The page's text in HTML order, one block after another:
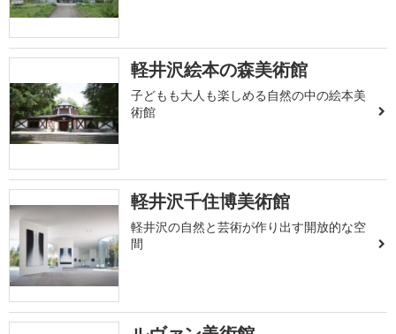
軽井沢絵本の森美術館
子どもも大人も楽しめる自然の中の絵本美
術館
軽井沢千住博美術館
軽井沢の自然と芸術が作り出す開放的な空
間